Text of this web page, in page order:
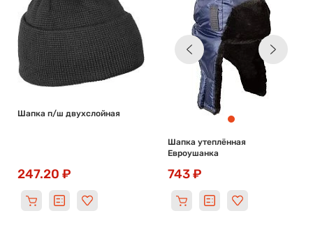
Шапка п/ш двухслойная
247.20 ₽
Шапка утеплённая
Евроушанка
743 ₽